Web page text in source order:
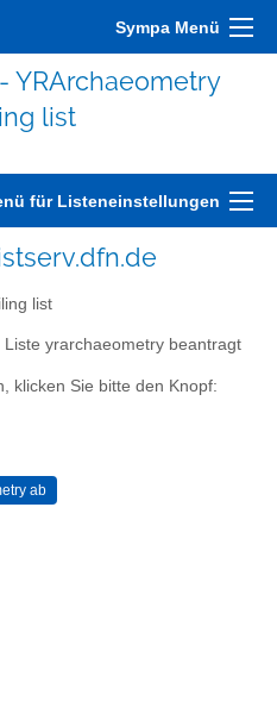
Sympa Menü
YRArchaeometry
list
für Listeneinstellungen
list
yrarchaeometry beantragt
klicken Sie bitte den Knopf: